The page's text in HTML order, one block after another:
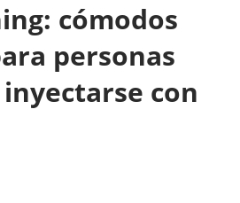
cómodos
personas
con